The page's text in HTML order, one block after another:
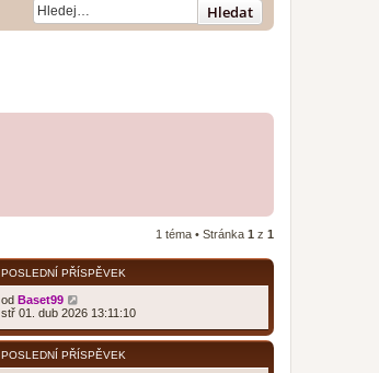
Hledat
1 téma • Stránka 1 z 1
POSLEDNÍ PŘÍSPĚVEK
od Baset99
stř 01. dub 2026 13:11:10
POSLEDNÍ PŘÍSPĚVEK